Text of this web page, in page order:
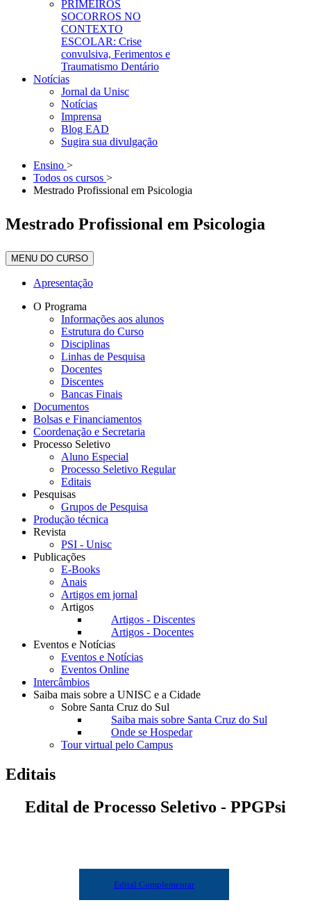
PRIMEIROS
SOCORROS NO
CONTEXTO
ESCOLAR: Crise
convulsiva, Ferimentos e
Traumatismo Dentário
Notícias
Jornal da Unisc
Notícias
Imprensa
Blog EAD
Sugira sua divulgação
Ensino >
Todos os cursos >
Mestrado Profissional em Psicologia
Mestrado Profissional em Psicologia
MENU DO CURSO
Apresentação
O Programa
Informações aos alunos
Estrutura do Curso
Disciplinas
Linhas de Pesquisa
Docentes
Discentes
Bancas Finais
Documentos
Bolsas e Financiamentos
Coordenação e Secretaria
Processo Seletivo
Aluno Especial
Processo Seletivo Regular
Editais
Pesquisas
Grupos de Pesquisa
Produção técnica
Revista
PSI - Unisc
Publicações
E-Books
Anais
Artigos em jornal
Artigos
Artigos - Discentes
Artigos - Docentes
Eventos e Notícias
Eventos e Notícias
Eventos Online
Intercâmbios
Saiba mais sobre a UNISC e a Cidade
Sobre Santa Cruz do Sul
Saiba mais sobre Santa Cruz do Sul
Onde se Hospedar
Tour virtual pelo Campus
Editais
Edital de Processo Seletivo - PPGPsi
Edital Complementar